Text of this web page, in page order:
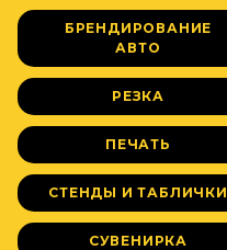
БРЕНДИРОВАНИЕ
АВТО
РЕЗКА
ПЕЧАТЬ
СТЕНДЫ И ТАБЛИЧКИ
СУВЕНИРКА